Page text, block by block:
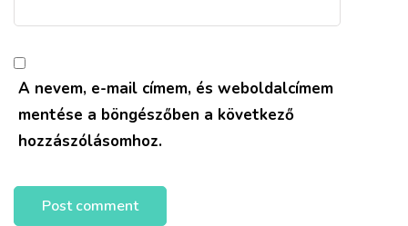
A nevem, e-mail címem, és weboldalcímem
mentése a böngészőben a következő
hozzászólásomhoz.